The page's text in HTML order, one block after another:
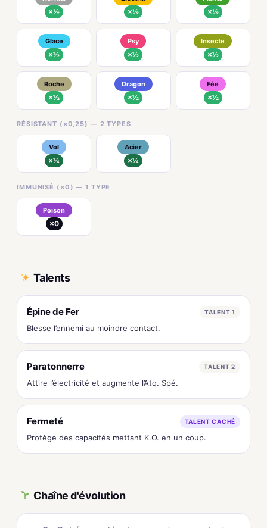
×½ ×½ ×½
Glace
×½
Psy
×½
Insecte
×½
Roche
×½
Dragon
×½
Fée
×½
RÉSISTANT (×0,25) — 2 TYPES
Vol
×¼
Acier
×¼
IMMUNISÉ (×0) — 1 TYPE
Poison
×0
Talents
Épine de Fer TALENT 1
Blesse l’ennemi au moindre contact.
Paratonnerre TALENT 2
Attire l’électricité et augmente l’Atq. Spé.
Fermeté TALENT CACHÉ
Protège des capacités mettant K.O. en un coup.
Chaîne d'évolution